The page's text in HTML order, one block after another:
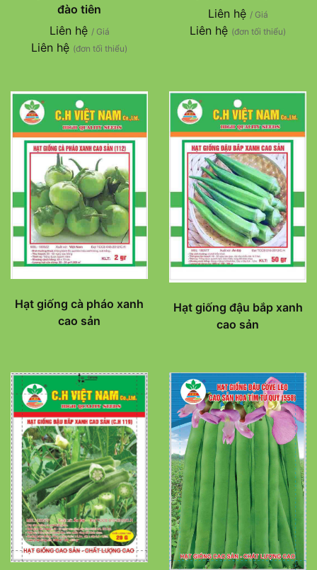
đào tiên
Liên hệ / Giá
Liên hệ (đơn tối thiểu)
Liên hệ / Giá
Liên hệ (đơn tối thiểu)
Hạt giống cà pháo xanh
cao sản
Hạt giống đậu bắp xanh
cao sản